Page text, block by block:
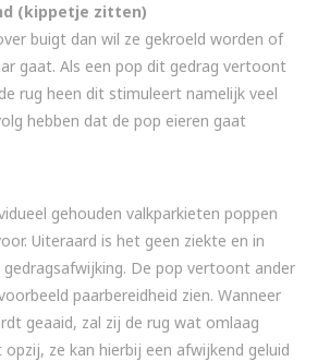
(kippetje zitten)
buigt dan wil ze gekroeld worden of
gaat. Als een pop dit gedrag vertoont
rug heen dit stimuleert namelijk veel
hebben dat de pop eieren gaat
gehouden valkparkieten poppen
Uiteraard is het geen ziekte en in
De pop vertoont ander
paarbereidheid zien. Wanneer
geaaid, zal zij de rug wat omlaag
ze kan hierbij een afwijkend geluid